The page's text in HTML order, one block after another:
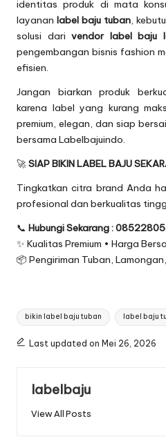
identitas produk di mata
layanan label baju tuban,
solusi darivendor label baju
pengembangan bisnis fashion
efisien.
Jangan biarkan produk
karena label yang kurang
premium, elegan, dan siap
bersama Labelbajuindo.
🚀SIAP BIKIN LABEL BAJU
Tingkatkan citra brand Anda
profesional dan berkualitas
📞 Hubungi Sekarang :
✨ Kualitas Premium • Harga
📦 Pengiriman Tuban,
Tags:
bikin label baju tuban label baju
Last updated on Mei 26, 2026
labelbaju
View All Posts